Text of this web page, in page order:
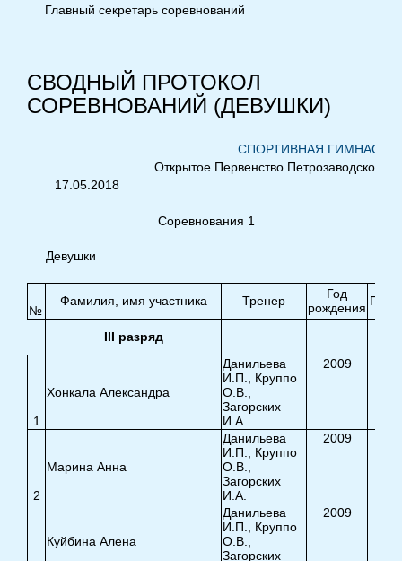
Главный секретарь соревнований
СВОДНЫЙ ПРОТОКОЛ
СОРЕВНОВАНИЙ (ДЕВУШКИ)
СПОРТИВНАЯ
Открытое Первенство Петрозаводского
17.05.2018 г.
Соревнования 1
Девушки
№
Фамилия, имя участника Тренер
Год
рождения
III разряд
1
Хонкала Александра
Данильева
И.П., Круппо
О.В.,
Загорских
И.А.
2009
2
Марина Анна
Данильева
И.П., Круппо
О.В.,
Загорских
И.А.
2009
Куйбина Алена
Данильева
И.П., Круппо
О.В.,
Загорских
2009